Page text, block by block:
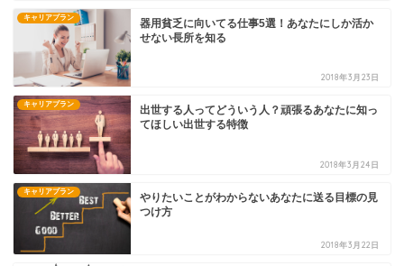
キャリアプラン
器用貧乏に向いてる仕事5選！あなたにしか活か
せない長所を知る
2018年3月23日
キャリアプラン
出世する人ってどういう人？頑張るあなたに知っ
てほしい出世する特徴
2018年3月24日
キャリアプラン
やりたいことがわからないあなたに送る目標の見
つけ方
2018年3月22日